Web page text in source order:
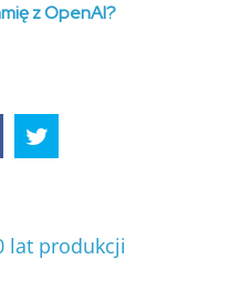
z OpenAI?
lat produkcji